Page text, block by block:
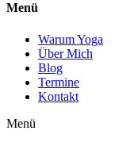
Menü
Warum Yoga
Über Mich
Blog
Termine
Kontakt
Menü